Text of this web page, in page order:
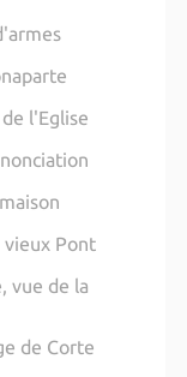
l'Eglise
vieux Pont
vue de la
de Corte